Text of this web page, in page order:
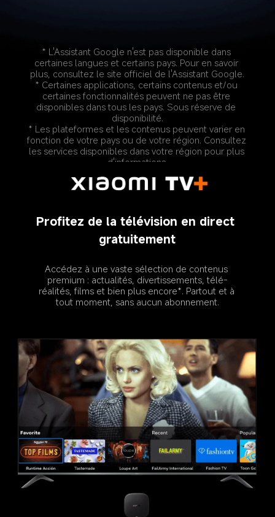
* L'Assistant Google n'est pas disponible dans
certaines langues et certains pays. Pour en savoir
plus, consultez le site officiel de l'Assistant Google.
* Certaines applications, certains contenus et/ou
certaines fonctionnalités peuvent ne pas être
disponibles dans tous les pays. Sous réserve de
disponibilité.
* Les plateformes et les contenus peuvent varier en
fonction de votre pays ou de votre région. Consultez
les services disponibles dans votre région pour plus
d'informations.
Profitez de la télévision en direct
gratuitement
Accédez à une vaste sélection de contenus
premium : actualités, divertissements, télé-
réalités, films et bien plus encore*. Partout et à
tout moment, sans aucun abonnement.